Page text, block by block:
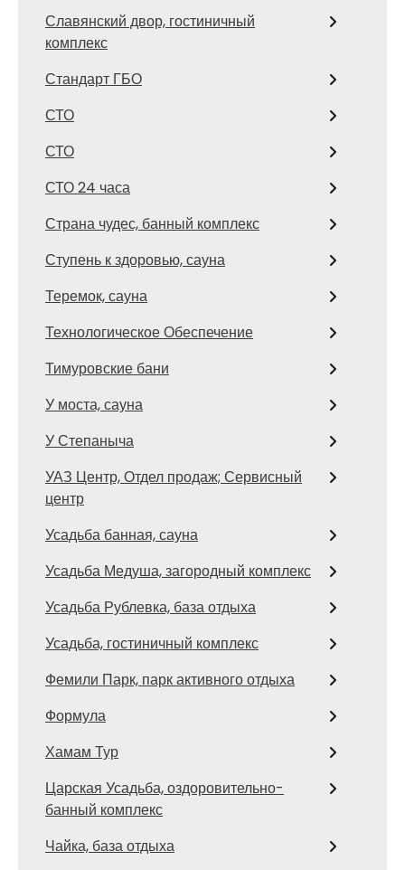
Славянский двор, гостиничный
комплекс
Стандарт ГБО
СТО
СТО
СТО 24 часа
Страна чудес, банный комплекс
Ступень к здоровью, сауна
Теремок, сауна
Технологическое Обеспечение
Тимуровские бани
У моста, сауна
У Степаныча
УАЗ Центр, Отдел продаж; Сервисный
центр
Усадьба банная, сауна
Усадьба Медуша, загородный комплекс
Усадьба Рублевка, база отдыха
Усадьба, гостиничный комплекс
Фемили Парк, парк активного отдыха
Формула
Хамам Тур
Царская Усадьба, оздоровительно-
банный комплекс
Чайка, база отдыха